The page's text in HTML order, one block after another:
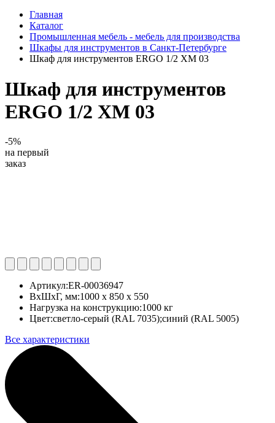
Главная
Каталог
Промышленная мебель - мебель для производства
Шкафы для инструментов в Санкт-Петербурге
Шкаф для инструментов ERGO 1/2 XM 03
Шкаф для инструментов
ERGO 1/2 XM 03
-5%
на первый
заказ
Артикул:ER-00036947
ВхШхГ, мм:1000 x 850 x 550
Нагрузка на конструкцию:1000 кг
Цвет:светло-серый (RAL 7035);синий (RAL 5005)
Все характеристики